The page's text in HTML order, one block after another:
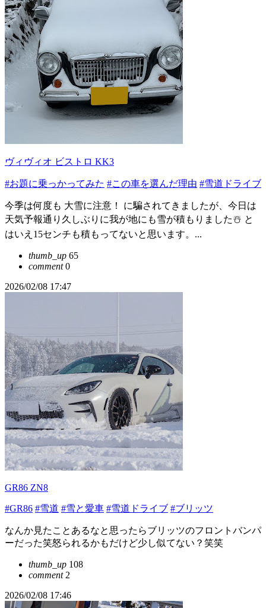
ヴィヴィオ ビストロ KK3
#お題に乗っかってみた #この車を選んだ理由 #雪道ドライブ
今季は何度も 大雪に注意！ に騙されてきましたが、今日は
天気予報通り久しぶりに我が地にも雪が積もりました☃️ と
はいえ15センチも積もってないと思います。...
thumb_up 65
comment0
2026/02/08 17:47
GR86 ZN8
#GR86 #雪道 #雪と愛車 #雪道ドライブ #ブリッツ
なんか見たことあるなと思ったらブリッツのフロントバンパ
ーだった笑怒られるかもだけど少し似てない？笑笑
thumb_up 108
comment2
2026/02/08 17:46